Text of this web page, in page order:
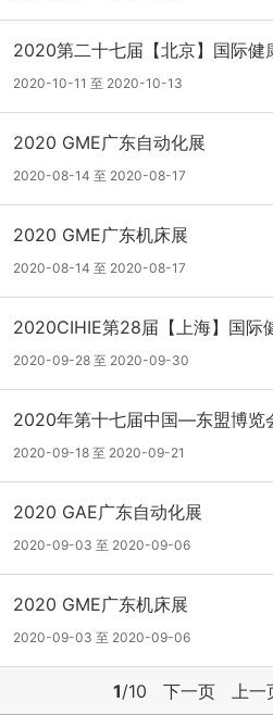
2020第二十七届【北京】国际健
2020-10-11 至 2020-10-13
2020 GME广东自动化展
2020-08-14 至 2020-08-17
2020 GME广东机床展
2020-08-14 至 2020-08-17
2020CIHIE第28届【上海】国际
2020-09-28 至 2020-09-30
2020年第十七届中国—东盟博览
2020-09-18 至 2020-09-21
2020 GAE广东自动化展
2020-09-03 至 2020-09-06
2020 GME广东机床展
2020-09-03 至 2020-09-06
1/10 下一页 上一